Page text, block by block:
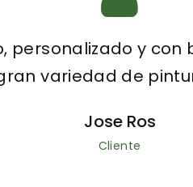
responsables muy
Cliente